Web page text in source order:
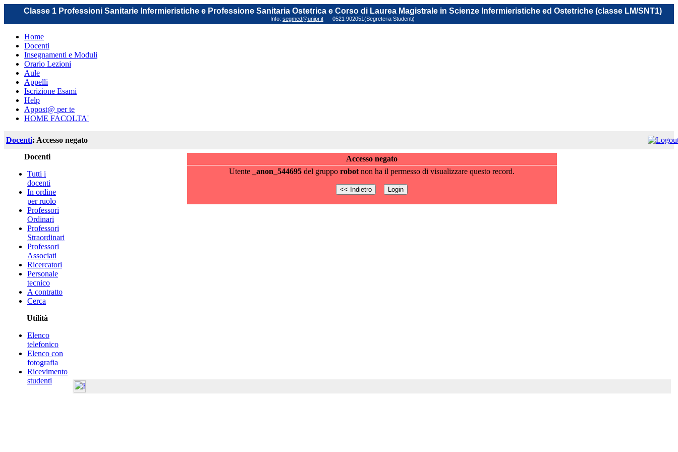
Classe 1 Professioni Sanitarie Infermieristiche e Professione Sanitaria Ostetrica e Corso di Laurea Magistrale in Scienze Infermieristiche ed Ostetriche (classe LM/SNT1)
Info: segmed@unipr.it 0521 902051(Segreteria Studenti)
Home
Docenti
Insegnamenti e Moduli
Orario Lezioni
Aule
Appelli
Iscrizione Esami
Help
Appost@ per te
HOME FACOLTA'
Docenti: Accesso negato
Docenti
Tutti i
docenti
In ordine
per ruolo
Professori
Ordinari
Professori
Straordinari
Professori
Associati
Ricercatori
Personale
tecnico
A contratto
Cerca
Utilità
Elenco
telefonico
Elenco con
fotografia
Ricevimento
studenti
Accesso negato
Utente
_anon_544695 del gruppo robot non ha il permesso di visualizzare questo record.